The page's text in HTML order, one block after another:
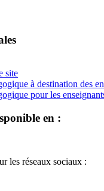
site
à destination des
pour les
en :
les réseaux sociaux :